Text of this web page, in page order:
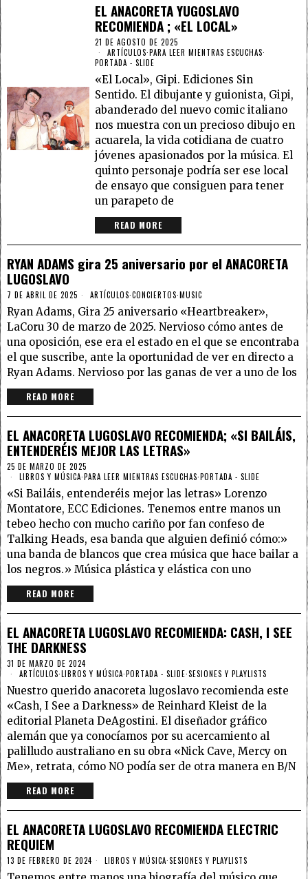
EL ANACORETA YUGOSLAVO
RECOMIENDA ; «EL LOCAL»
21 DE AGOSTO DE 2025
ARTÍCULOS·PARA LEER MIENTRAS ESCUCHAS·
PORTADA - SLIDE
«El Local», Gipi. Ediciones Sin
Sentido. El dibujante y guionista, Gipi,
abanderado del nuevo comic italiano
nos muestra con un precioso dibujo en
acuarela, la vida cotidiana de cuatro
jóvenes apasionados por la música. El
quinto personaje podría ser ese local
de ensayo que consiguen para tener
un parapeto de
READ MORE
RYAN ADAMS gira 25 aniversario por el ANACORETA
LUGOSLAVO
7 DE ABRIL DE 2025 ARTÍCULOS·CONCIERTOS·MUSIC
Ryan Adams, Gira 25 aniversario «Heartbreaker»,
LaCoru 30 de marzo de 2025. Nervioso cómo antes de
una oposición, ese era el estado en el que se encontraba
el que suscribe, ante la oportunidad de ver en directo a
Ryan Adams. Nervioso por las ganas de ver a uno de los
READ MORE
EL ANACORETA LUGOSLAVO RECOMIENDA; «SI BAILÁIS,
ENTENDERÉIS MEJOR LAS LETRAS»
25 DE MARZO DE 2025
LIBROS Y MÚSICA·PARA LEER MIENTRAS ESCUCHAS·PORTADA - SLIDE
«Si Bailáis, entenderéis mejor las letras» Lorenzo
Montatore, ECC Ediciones. Tenemos entre manos un
tebeo hecho con mucho cariño por fan confeso de
Talking Heads, esa banda que alguien definió cómo:»
una banda de blancos que crea música que hace bailar a
los negros.» Música plástica y elástica con uno
READ MORE
EL ANACORETA LUGOSLAVO RECOMIENDA: CASH, I SEE
THE DARKNESS
31 DE MARZO DE 2024
ARTÍCULOS·LIBROS Y MÚSICA·PORTADA - SLIDE·SESIONES Y PLAYLISTS
Nuestro querido anacoreta lugoslavo recomienda este
«Cash, I See a Darkness» de Reinhard Kleist de la
editorial Planeta DeAgostini. El diseñador gráfico
alemán que ya conocíamos por su acercamiento al
palilludo australiano en su obra «Nick Cave, Mercy on
Me», retrata, cómo NO podía ser de otra manera en B/N
READ MORE
EL ANACORETA LUGOSLAVO RECOMIENDA ELECTRIC
REQUIEM
13 DE FEBRERO DE 2024 LIBROS Y MÚSICA·SESIONES Y PLAYLISTS